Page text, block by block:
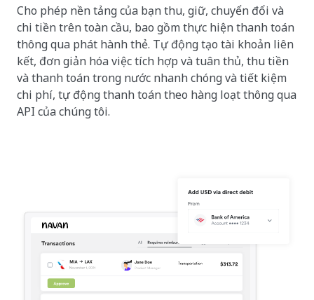
Cho phép nền tảng của bạn thu, giữ, chuyển đổi và
chi tiền trên toàn cầu, bao gồm thực hiện thanh toán
thông qua phát hành thẻ. Tự động tạo tài khoản liên
kết, đơn giản hóa việc tích hợp và tuân thủ, thu tiền
và thanh toán trong nước nhanh chóng và tiết kiệm
chi phí, tự động thanh toán theo hàng loạt thông qua
API của chúng tôi.